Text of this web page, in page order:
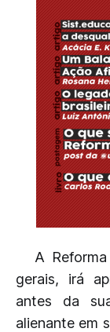
A
gerais, irá
antes da
alienante em